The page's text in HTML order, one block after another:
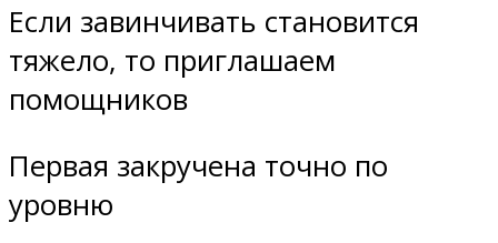
Если завинчивать становится
тяжело, то приглашаем
помощников
Первая закручена точно по
уровню